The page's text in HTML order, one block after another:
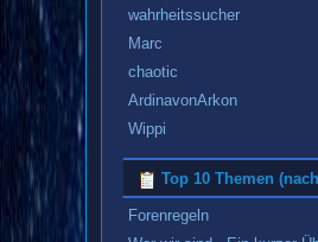
wahrheitssucher
Marc
chaotic
ArdinavonArkon
Wippi
Top 10 Themen
Forenregeln